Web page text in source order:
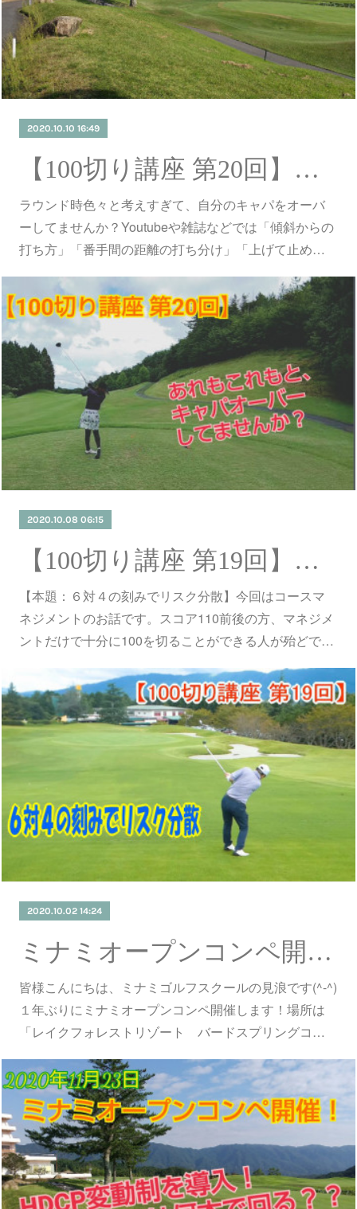
2020.10.10 16:49
【100切り講座 第20回】キャパオーバーしてませんか？
ラウンド時色々と考えすぎて、自分のキャパをオーバ
ーしてませんか？Youtubeや雑誌などでは「傾斜からの
打ち方」「番手間の距離の打ち分け」「上げて止め…
2020.10.08 06:15
【100切り講座 第19回】６対４の刻みでリスク分散
【本題：６対４の刻みでリスク分散】今回はコースマ
ネジメントのお話です。スコア110前後の方、マネジメ
ントだけで十分に100を切ることができる人が殆どで…
2020.10.02 14:24
ミナミオープンコンペ開催！ クラブ本数によってHDCPが変わる！！
皆様こんにちは、ミナミゴルフスクールの見浪です(^-^)
１年ぶりにミナミオープンコンペ開催します！場所は
「レイクフォレストリゾート バードスプリングコ…